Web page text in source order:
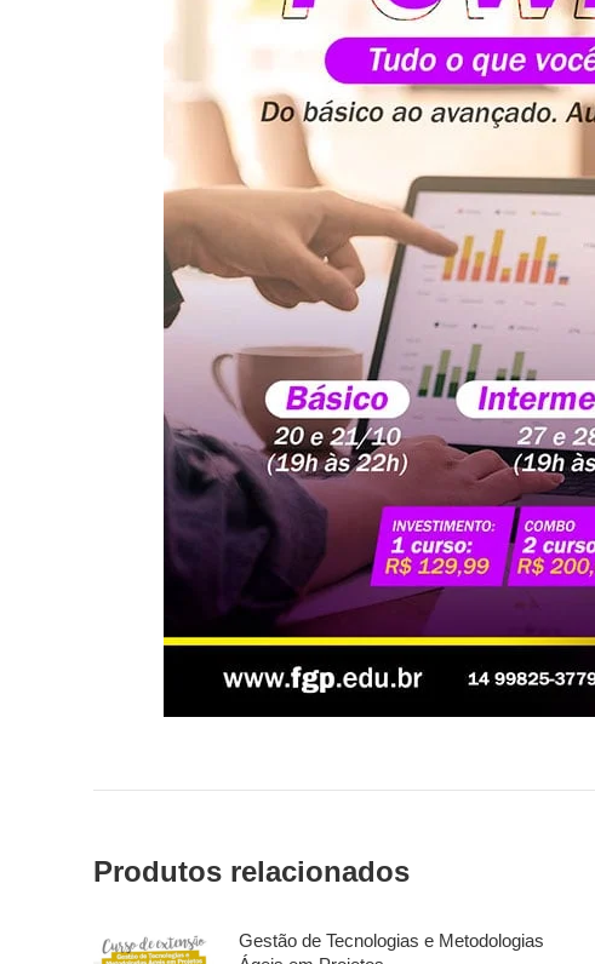
Produtos relacionados
Gestão de Tecnologias e Metodologias